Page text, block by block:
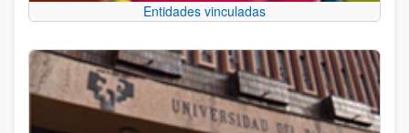
Entidades vinculadas